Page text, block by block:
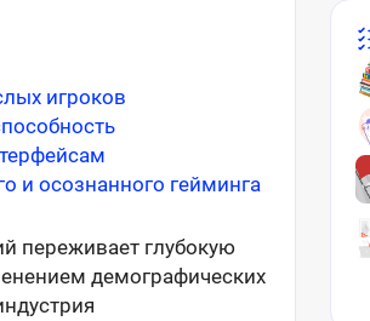
игроков
и осознанного гейминга
переживает глубокую
демографических